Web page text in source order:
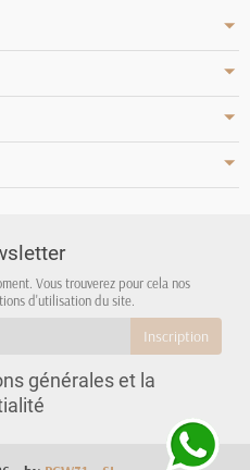
Vous trouverez pour cela nos
d'utilisation du site.
générales et la